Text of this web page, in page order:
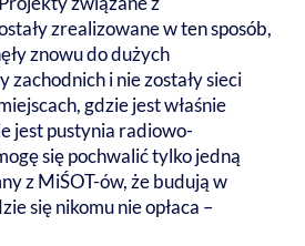
zrealizowane w ten sposób,
znowu do dużych
zachodnich i nie zostały sieci
gdzie jest właśnie
jest pustynia radiowo-
się pochwalić tylko jedną
z MiŚOT-ów, że budują w
się nikomu nie opłaca –